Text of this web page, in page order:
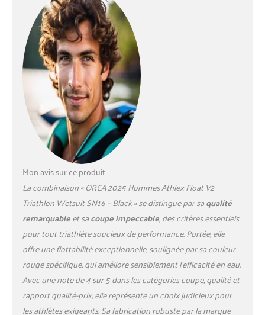
Mon avis sur ce produit
La combinaison « ORCA 2025 Hommes Athlex Float V2
Triathlon Wetsuit SN16 – Black » se distingue par saqualité
remarquableet sacoupe impeccable, des critères essentiels
pour tout triathlète soucieux de performance. Portée, elle
offre une flottabilité exceptionnelle, soulignée par sa couleur
rouge spécifique, qui améliore sensiblement l’efficacité en eau.
Avec une note de 4 sur 5 dans les catégories coupe, qualité et
rapport qualité-prix, elle représente un choix judicieux pour
les athlètes exigeants. Sa fabrication robuste par la marque